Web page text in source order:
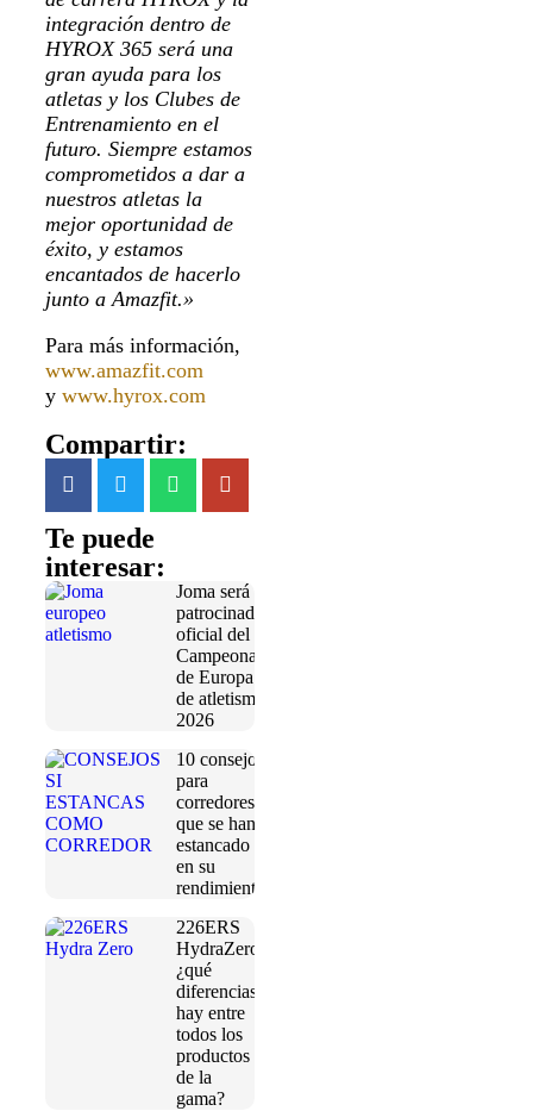
integración dentro de
HYROX 365 será una
gran ayuda para los
atletas y los Clubes de
Entrenamiento en el
futuro. Siempre estamos
comprometidos a dar a
nuestros atletas la
mejor oportunidad de
éxito, y estamos
encantados de hacerlo
junto a Amazfit.»
Para más información,
www.amazfit.com
y www.hyrox.com
Compartir:
Te puede
interesar:
Joma será
patrocinador
oficial del
Campeonato
de Europa
de atletismo
2026
10 consejos
para
corredores
que se han
estancado
en su
rendimiento
226ERS
HydraZero:
¿qué
diferencias
hay entre
todos los
productos
de la
gama?